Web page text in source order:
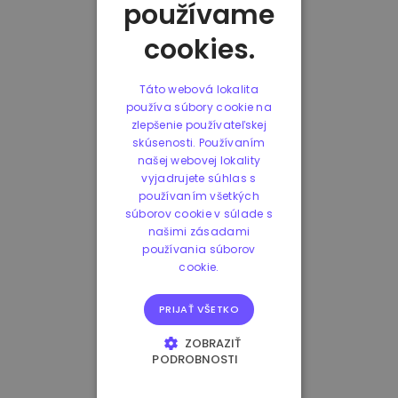
používame
cookies.
Táto webová lokalita
používa súbory cookie na
zlepšenie používateľskej
skúsenosti. Používaním
našej webovej lokality
vyjadrujete súhlas s
používaním všetkých
súborov cookie v súlade s
našimi zásadami
používania súborov
cookie.
PRIJAŤ VŠETKO
ZOBRAZIŤ
PODROBNOSTI